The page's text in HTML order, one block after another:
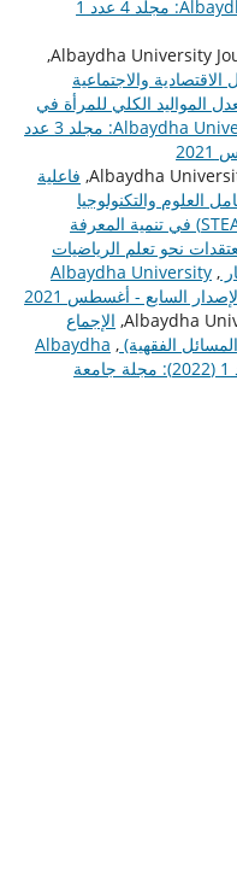
Albaydha University Journal: مجلد 4 عدد 1
والاجتماعية
المواليد الكلي للمرأة في
Albaydha University Journal: مجلد 3 عدد
فاعلية
العلوم والتكنولوجيا
والهندسة والفنون والرياضيات (STEAM) في تنمية المعرفة
نحو تعلم الرياضيات
,
Albaydha University
الإجماع
الفقهية) ,
Albaydha
University Journal: مجلد 4 عدد 1 (2022): مجلة جامعة